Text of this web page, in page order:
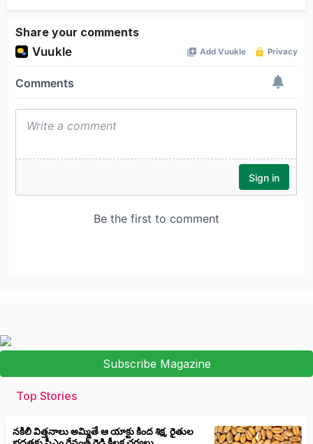
Share your comments
Subscribe Magazine
Top Stories
నకిలీ విత్తనాలు అమ్మితే ఆ యాక్టు కింద శిక్ష, రైతుల